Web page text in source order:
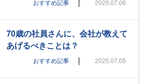
おすすめ記事 2025.07.06
70歳の社員さんに、会社が教えて
あげるべきことは？
おすすめ記事 | 2025.07.05